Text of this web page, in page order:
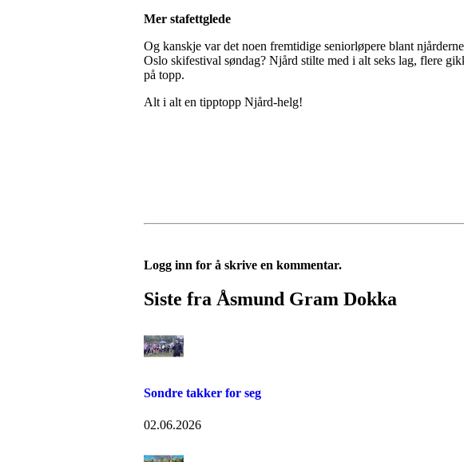
Mer stafettglede
Og kanskje var det noen fremtidige seniorløpere blant
Oslo skifestival søndag? Njård stilte med i alt seks lag, flere
på topp.
Alt i alt en tipptopp Njård-helg!
Logg inn for å skrive en kommentar.
Siste fra Åsmund Gram Dokka
Sondre takker for seg
02.06.2026